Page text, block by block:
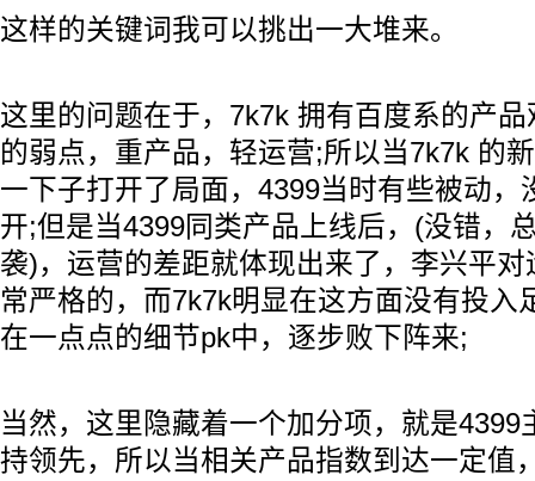
这样的关键词我可以挑出一大堆来。
这里的问题在于，7k7k 拥有百度系的产
的弱点，重产品，轻运营;所以当7k7k 的
一下子打开了局面，4399当时有些被动，
开;但是当4399同类产品上线后，(没错，
袭)，运营的差距就体现出来了，李兴平
常严格的，而7k7k明显在这方面没有投入
在一点点的细节pk中，逐步败下阵来;
当然，这里隐藏着一个加分项，就是4399
持领先，所以当相关产品指数到达一定值